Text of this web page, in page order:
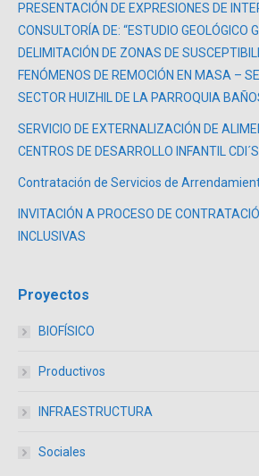
PRESENTACIÓN DE EXPRESIONES DE
CONSULTORÍA DE: “ESTUDIO GEOLÓGICO
DELIMITACIÓN DE ZONAS DE
FENÓMENOS DE REMOCIÓN EN MASA –
SECTOR HUIZHIL DE LA PARROQUIA
SERVICIO DE EXTERNALIZACIÓN DE
CENTROS DE DESARROLLO INFANTIL CDI´S
Contratación de Servicios de
INVITACIÓN A PROCESO DE
INCLUSIVAS
Proyectos
BIOFÍSICO
Productivos
INFRAESTRUCTURA
Sociales